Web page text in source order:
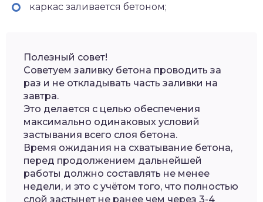
каркас заливается бетоном;
Полезный совет!
Советуем заливку бетона проводить за
раз и не откладывать часть заливки на
завтра.
Это делается с целью обеспечения
максимально одинаковых условий
застывания всего слоя бетона.
Время ожидания на схватывание бетона,
перед продолжением дальнейшей
работы должно составлять не менее
недели, и это с учётом того, что полностью
слой застынет не ранее чем через 3-4